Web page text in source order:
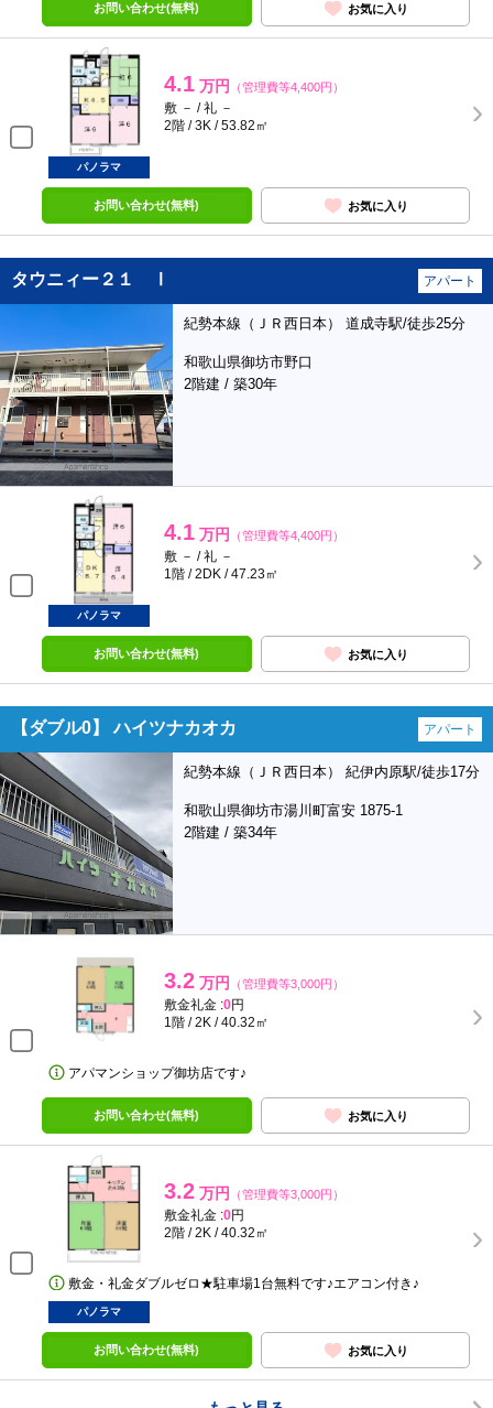
お問い合わせ(無料) お気に入り
4.1 万円 （管理費等4,400円）
敷 － / 礼 －
2階 / 3K / 53.82㎡
パノラマ
お問い合わせ(無料) お気に入り
タウニィー２１ Ⅰ アパート
紀勢本線（ＪＲ西日本） 道成寺駅/徒歩25分
和歌山県御坊市野口
2階建 / 築30年
4.1 万円 （管理費等4,400円）
敷 － / 礼 －
1階 / 2DK / 47.23㎡
パノラマ
お問い合わせ(無料) お気に入り
【ダブル0】 ハイツナカオカ アパート
紀勢本線（ＪＲ西日本） 紀伊内原駅/徒歩17分
和歌山県御坊市湯川町富安 1875-1
2階建 / 築34年
3.2 万円 （管理費等3,000円）
敷金礼金 :0円
1階 / 2K / 40.32㎡
アパマンショップ御坊店です♪
お問い合わせ(無料) お気に入り
3.2 万円 （管理費等3,000円）
敷金礼金 :0円
2階 / 2K / 40.32㎡
敷金・礼金ダブルゼロ★駐車場1台無料です♪エアコン付き♪
パノラマ
お問い合わせ(無料) お気に入り